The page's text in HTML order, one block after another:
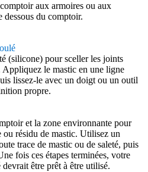
aux armoires ou aux
dessous du comptoir.
(silicone) pour sceller les joints
le mastic en une ligne
lissez-le avec un doigt ou un outil
propre.
et la zone environnante pour
ou résidu de mastic. Utilisez un
trace de mastic ou de saleté, puis
fois ces étapes terminées, votre
être prêt à être utilisé.